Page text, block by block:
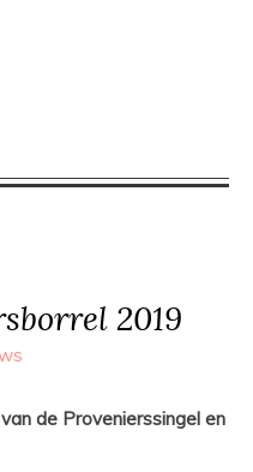
2019
de Provenierssingel en